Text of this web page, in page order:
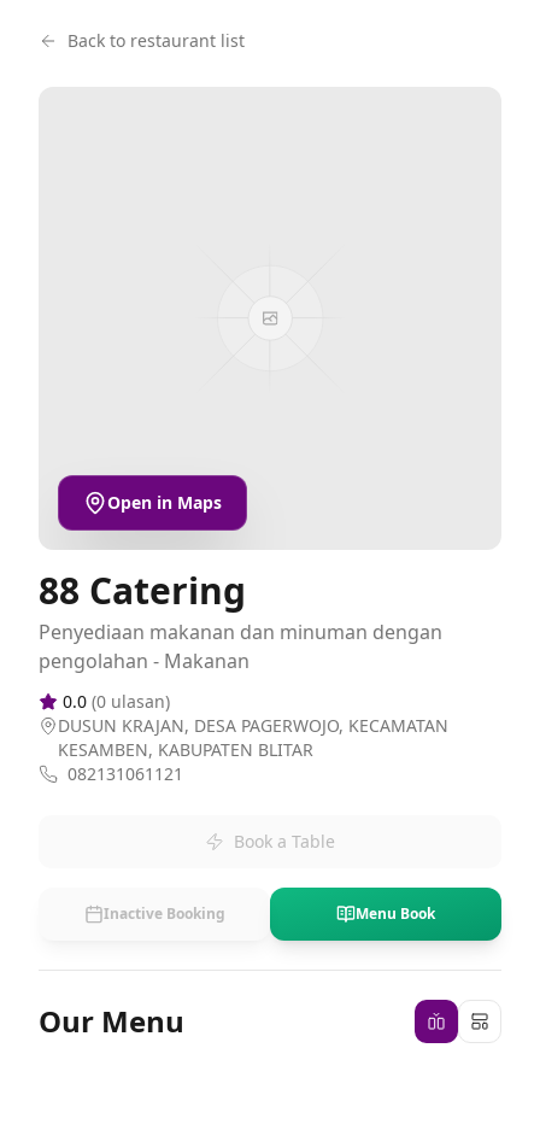
Back to restaurant list
Open in Maps
88 Catering
Penyediaan makanan dan minuman dengan
pengolahan - Makanan
0.0 (0 ulasan)
DUSUN KRAJAN, DESA PAGERWOJO, KECAMATAN
KESAMBEN, KABUPATEN BLITAR
082131061121
Book a Table
Inactive Booking Menu Book
Our Menu